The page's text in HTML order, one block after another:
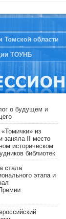
Томской области
ТОУНБ
о будущем и
из
заняла II место
историческом
библиотек
стала
этапа и